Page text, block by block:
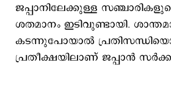
ജപ്പാനിലേക്കുള്ള
ശതമാനം ഇടിവുണ്ടായി.
കടന്നുപോയാല്‍
പ്രതീക്ഷയിലാണ് ജപ്പാന്‍